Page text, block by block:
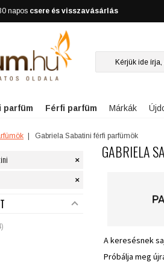
napos csere és visszavásárlás
parfüm Férfi parfüm Márkák
Gabriela Sabatini férfi parfümök
×
×
GABRIELA
A keresésnek
Próbálja meg